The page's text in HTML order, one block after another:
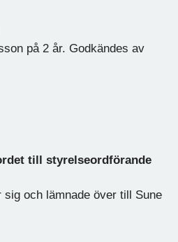
på 2 år. Godkändes av
till styrelseordförande
och lämnade över till Sune